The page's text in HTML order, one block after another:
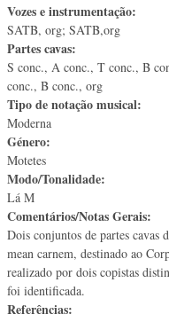
Vozes e instrumentação:
SATB, org; SATB,org
Partes cavas:
S conc., A conc., T conc., B
conc., B conc., org
Tipo de notação musical:
Moderna
Género:
Motetes
Modo/Tonalidade:
Lá M
Comentários/Notas Gerais:
Dois conjuntos de partes cavas
mean carnem, destinado ao
realizado por dois copistas
foi identificada.
Referências: